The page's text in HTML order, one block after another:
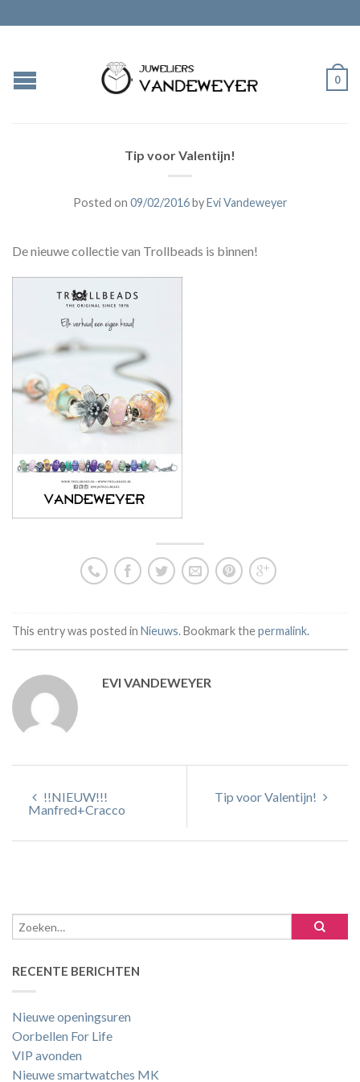
0
Tip voor Valentijn!
Posted on 09/02/2016byEvi Vandeweyer
De nieuwe collectie van Trollbeads is binnen!
This entry was posted in Nieuws. Bookmark thepermalink.
EVI VANDEWEYER
!!NIEUW!!!
Manfred+Cracco
Tip voor Valentijn!
RECENTE BERICHTEN
Nieuwe openingsuren
Oorbellen For Life
VIP avonden
Nieuwe smartwatches MK